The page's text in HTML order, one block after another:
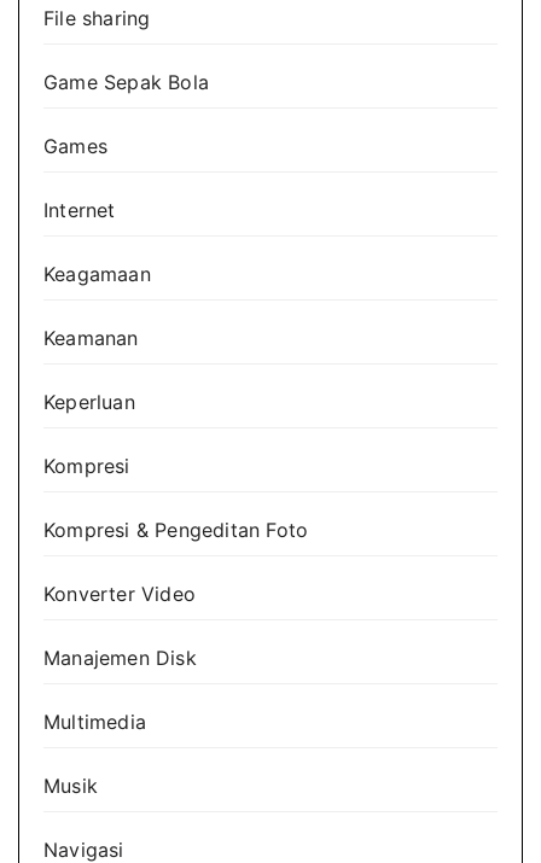
File sharing
Game Sepak Bola
Games
Internet
Keagamaan
Keamanan
Keperluan
Kompresi
Kompresi & Pengeditan Foto
Konverter Video
Manajemen Disk
Multimedia
Musik
Navigasi